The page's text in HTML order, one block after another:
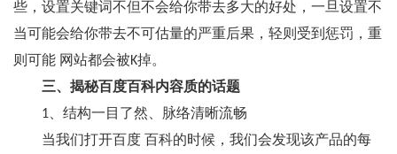
些，设置关键词不但不会给你带去多大的好处，一旦设置不
当可能会给你带去不可估量的严重后果，轻则受到惩罚，重
则可能 网站都会被K掉。
三、揭秘百度百科内容质的话题
1、结构一目了然、脉络清晰流畅
当我们打开百度 百科的时候，我们会发现该产品的每